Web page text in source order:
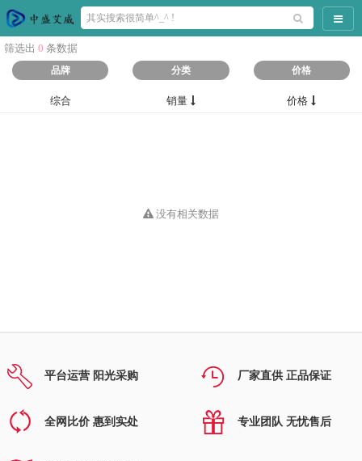
导航
筛选出 0 条数据
品牌 分类 价格
综合 销量 价格
没有相关数据
平台运营 阳光采购 厂家直供 正品保证
全网比价 惠到实处 专业团队 无忧售后